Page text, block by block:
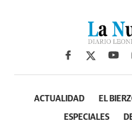
ACTUALIDAD EL
ESPECIALES